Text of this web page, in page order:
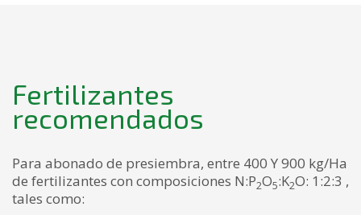
Fertilizantes
recomendados
Para abonado de presiembra, entre 400 Y 900 kg/Ha
de fertilizantes con composiciones N:P2O5:K2O: 1:2:3 ,
tales como: